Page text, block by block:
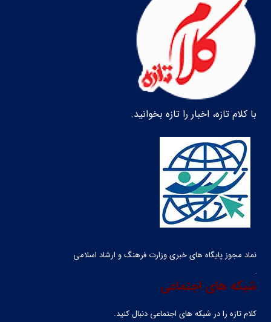
با کلام تازه، اخبار را تازه بخوانید.
نماد مجوز پایگاه های خبری وزارت فرهنگ و ارشاد اسلامی
شبکه های اجتماعی
کلام تازه را در شبکه ‌های اجتماعی دنبال کنید.